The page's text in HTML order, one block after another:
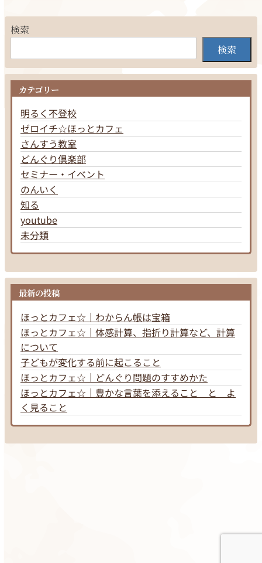
検索
検索
カテゴリー
明るく不登校
ゼロイチ☆ほっとカフェ
さんすう教室
どんぐり倶楽部
セミナー・イベント
のんいく
知る
youtube
未分類
最新の投稿
ほっとカフェ☆｜わからん帳は宝箱
ほっとカフェ☆｜体感計算、指折り計算など、計算
について
子どもが変化する前に起こること
ほっとカフェ☆｜どんぐり問題のすすめかた
ほっとカフェ☆｜豊かな言葉を添えること と よ
く見ること